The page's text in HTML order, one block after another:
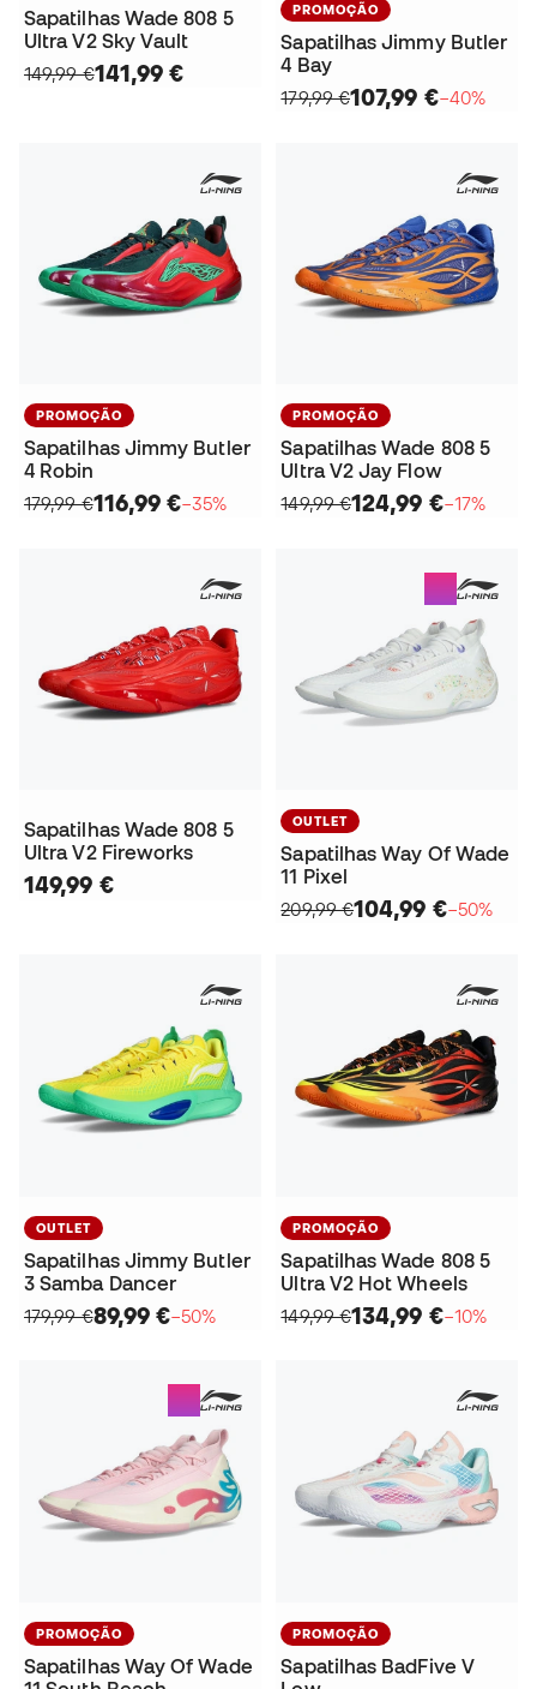
Sapatilhas Wade 808 5
Ultra V2 Sky Vault
149,99 €141,99 €
PROMOÇÃO
Sapatilhas Jimmy Butler
4 Bay
179,99 €107,99 €−40%
PROMOÇÃO
Sapatilhas Jimmy Butler
4 Robin
179,99 €116,99 €−35%
PROMOÇÃO
Sapatilhas Wade 808 5
Ultra V2 Jay Flow
149,99 €124,99 €−17%
Sapatilhas Wade 808 5
Ultra V2 Fireworks
149,99 €
OUTLET
Sapatilhas Way Of Wade
11 Pixel
209,99 €104,99 €−50%
OUTLET
Sapatilhas Jimmy Butler
3 Samba Dancer
179,99 €89,99 €−50%
PROMOÇÃO
Sapatilhas Wade 808 5
Ultra V2 Hot Wheels
149,99 €134,99 €−10%
PROMOÇÃO
Sapatilhas Way Of Wade
PROMOÇÃO
Sapatilhas BadFive V